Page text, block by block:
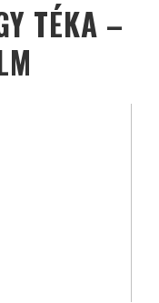
TÉKA –